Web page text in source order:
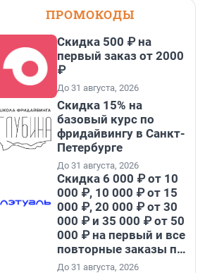
ПРОМОКОДЫ
Скидка 500 ₽ на
первый заказ от 2000
₽
До 31 августа, 2026
Скидка 15% на
базовый курс по
фридайвингу в Санкт-
Петербурге
До 31 августа, 2026
Скидка 6 000 ₽ от 10
000 ₽, 10 000 ₽ от 15
000 ₽, 20 000 ₽ от 30
000 ₽ и 35 000 ₽ от 50
000 ₽ на первый и все
повторные заказы по
промокоду НАБЕРИ
До 31 августа, 2026